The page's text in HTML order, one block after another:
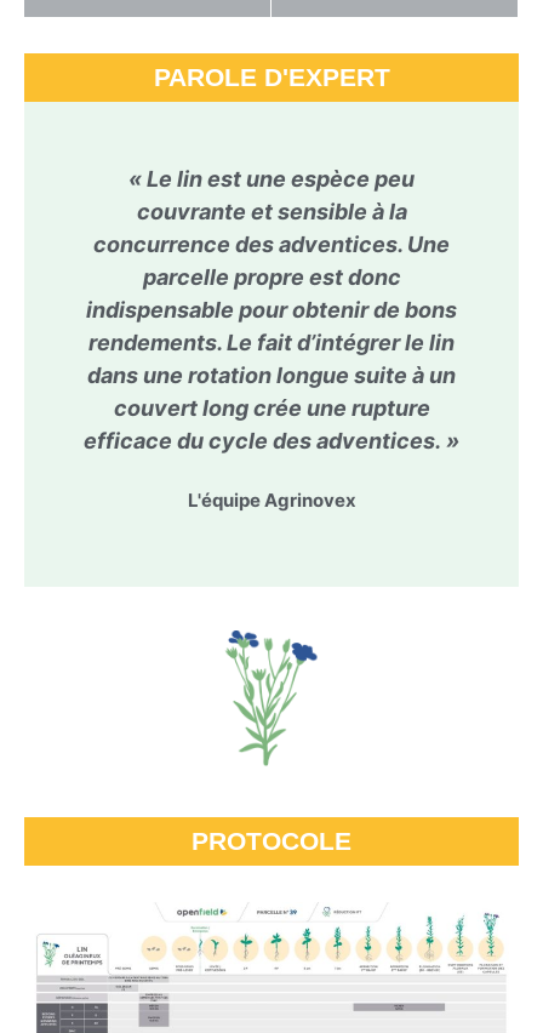
PAROLE D'EXPERT
« Le lin est une espèce peu
couvrante et sensible à la
concurrence des adventices. Une
parcelle propre est donc
indispensable pour obtenir de bons
rendements. Le fait d’intégrer le lin
dans une rotation longue suite à un
couvert long crée une rupture
efficace du cycle des adventices. »
L'équipe Agrinovex
PROTOCOLE